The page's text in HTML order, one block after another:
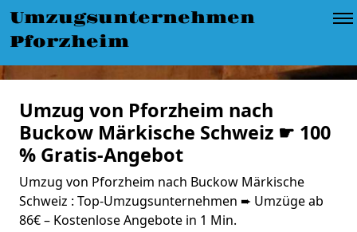
Umzugsunternehmen
Pforzheim
Umzug von Pforzheim nach
Buckow Märkische Schweiz ☛ 100
% Gratis-Angebot
Umzug von Pforzheim nach Buckow Märkische
Schweiz : Top-Umzugsunternehmen ➨ Umzüge ab
86€ – Kostenlose Angebote in 1 Min.